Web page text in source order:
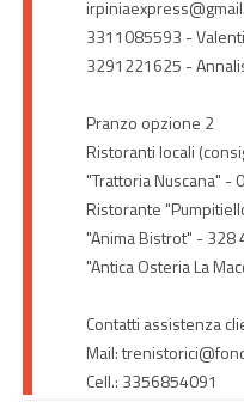
3311085593 -
3291221625 -
Pranzo opzione 2
Ristoranti locali
"Trattoria Nuscana" -
Ristorante
"Anima Bistrot" - 328
"Antica Osteria La
Contatti assistenza
Mail:
Cell.: 3356854091